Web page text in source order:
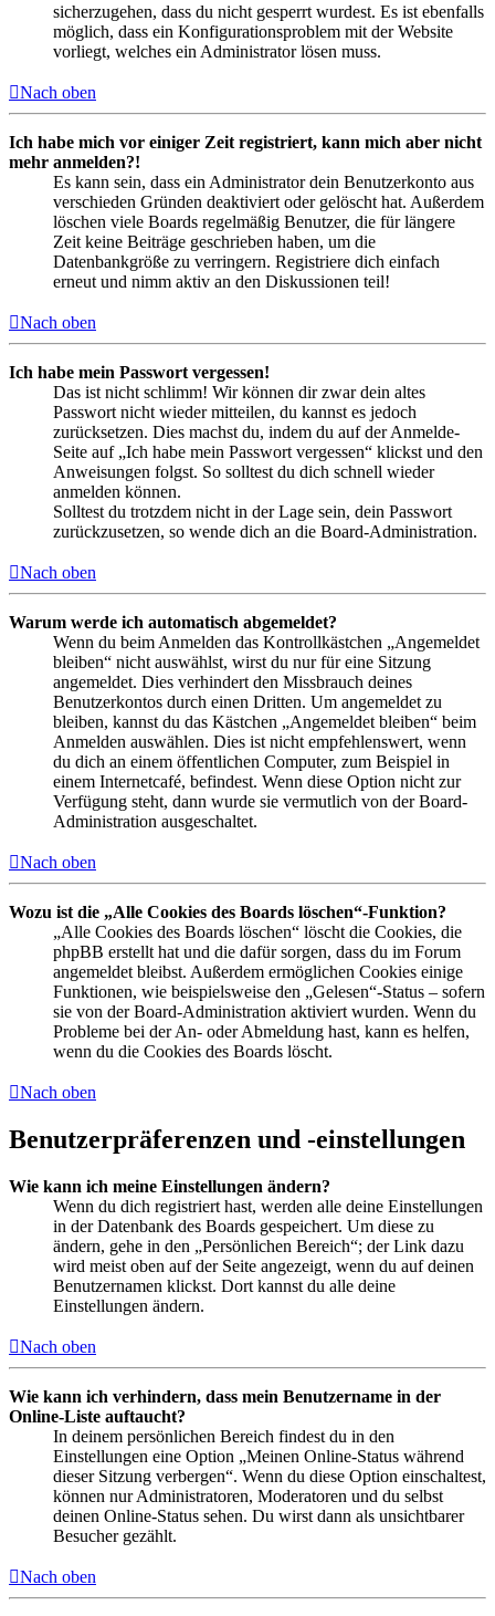
sicherzugehen, dass du nicht gesperrt wurdest. Es ist ebenfalls
möglich, dass ein Konfigurationsproblem mit der Website
vorliegt, welches ein Administrator lösen muss.
Nach oben
Ich habe mich vor einiger Zeit registriert, kann mich aber nicht
mehr anmelden?!
Es kann sein, dass ein Administrator dein Benutzerkonto aus
verschieden Gründen deaktiviert oder gelöscht hat. Außerdem
löschen viele Boards regelmäßig Benutzer, die für längere
Zeit keine Beiträge geschrieben haben, um die
Datenbankgröße zu verringern. Registriere dich einfach
erneut und nimm aktiv an den Diskussionen teil!
Nach oben
Ich habe mein Passwort vergessen!
Das ist nicht schlimm! Wir können dir zwar dein altes
Passwort nicht wieder mitteilen, du kannst es jedoch
zurücksetzen. Dies machst du, indem du auf der Anmelde-
Seite auf „Ich habe mein Passwort vergessen“ klickst und den
Anweisungen folgst. So solltest du dich schnell wieder
anmelden können.
Solltest du trotzdem nicht in der Lage sein, dein Passwort
zurückzusetzen, so wende dich an die Board-Administration.
Nach oben
Warum werde ich automatisch abgemeldet?
Wenn du beim Anmelden das Kontrollkästchen „Angemeldet
bleiben“ nicht auswählst, wirst du nur für eine Sitzung
angemeldet. Dies verhindert den Missbrauch deines
Benutzerkontos durch einen Dritten. Um angemeldet zu
bleiben, kannst du das Kästchen „Angemeldet bleiben“ beim
Anmelden auswählen. Dies ist nicht empfehlenswert, wenn
du dich an einem öffentlichen Computer, zum Beispiel in
einem Internetcafé, befindest. Wenn diese Option nicht zur
Verfügung steht, dann wurde sie vermutlich von der Board-
Administration ausgeschaltet.
Nach oben
Wozu ist die „Alle Cookies des Boards löschen“-Funktion?
„Alle Cookies des Boards löschen“ löscht die Cookies, die
phpBB erstellt hat und die dafür sorgen, dass du im Forum
angemeldet bleibst. Außerdem ermöglichen Cookies einige
Funktionen, wie beispielsweise den „Gelesen“-Status – sofern
sie von der Board-Administration aktiviert wurden. Wenn du
Probleme bei der An- oder Abmeldung hast, kann es helfen,
wenn du die Cookies des Boards löscht.
Nach oben
Benutzerpräferenzen und -einstellungen
Wie kann ich meine Einstellungen ändern?
Wenn du dich registriert hast, werden alle deine Einstellungen
in der Datenbank des Boards gespeichert. Um diese zu
ändern, gehe in den „Persönlichen Bereich“; der Link dazu
wird meist oben auf der Seite angezeigt, wenn du auf deinen
Benutzernamen klickst. Dort kannst du alle deine
Einstellungen ändern.
Nach oben
Wie kann ich verhindern, dass mein Benutzername in der
Online-Liste auftaucht?
In deinem persönlichen Bereich findest du in den
Einstellungen eine Option „Meinen Online-Status während
dieser Sitzung verbergen“. Wenn du diese Option einschaltest,
können nur Administratoren, Moderatoren und du selbst
deinen Online-Status sehen. Du wirst dann als unsichtbarer
Besucher gezählt.
Nach oben